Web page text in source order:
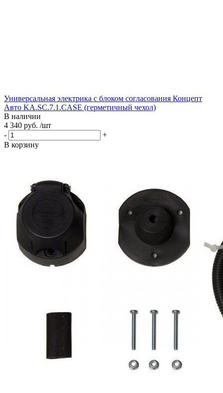
Универсальная электрика с блоком согласования Концепт
Авто KA.SC.7.1.CASE (герметичный чехол)
В наличии
4 340 руб. /шт
-
+
В корзину